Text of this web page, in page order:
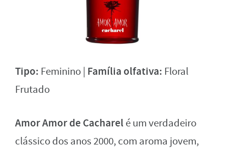
Tipo: Feminino | Família olfativa: Floral
Frutado
Amor Amor de Cacharel é um verdadeiro
clássico dos anos 2000, com aroma jovem,